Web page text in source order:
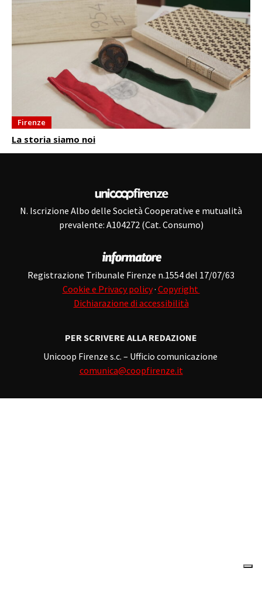
Firenze
La storia siamo noi
N. Iscrizione Albo delle Società Cooperative e mutualità
prevalente: A104272 (Cat. Consumo)
Registrazione Tribunale Firenze n.1554 del 17/07/63
Cookie e Privacy policy· Copyright
Dichiarazione di accessibilità
PER SCRIVERE ALLA REDAZIONE
Unicoop Firenze s.c. – Ufficio comunicazione
comunica@coopfirenze.it